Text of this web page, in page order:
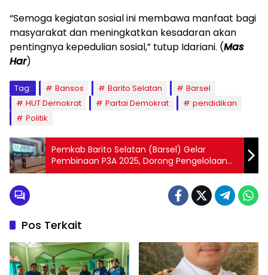
“Semoga kegiatan sosial ini membawa manfaat bagi
masyarakat dan meningkatkan kesadaran akan
pentingnya kepedulian sosial,” tutup Idariani. (Mas
Har)
Tag: Bansos Barito Selatan
Barsel
HUT Demokrat
Partai Demokrat
pendidikan
Politik
Pemkab Barito Selatan (Barsel) Gelar
Pembinaan P3A 2025, Dorong Pengelolaan
Air Irigasi Mandiri dan Berkelanjutan
Pos Terkait